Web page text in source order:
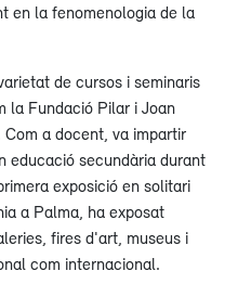
en la fenomenologia de la
de cursos i seminaris
la Fundació Pilar i Joan
a docent, va impartir
educació secundària durant
exposició en solitari
a Palma, ha exposat
fires d'art, museus i
com internacional.